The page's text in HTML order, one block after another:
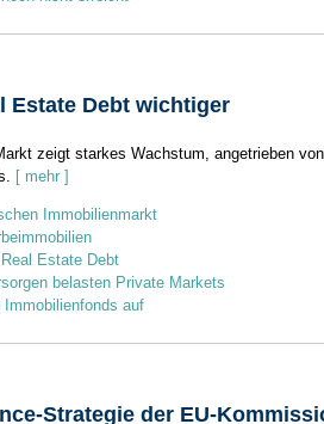
Estate Debt wichtiger
zeigt starkes Wachstum, angetrieben
[ mehr ]
Immobilienmarkt
Estate Debt
belasten Private Markets
Immobilienfonds auf
Strategie der EU-